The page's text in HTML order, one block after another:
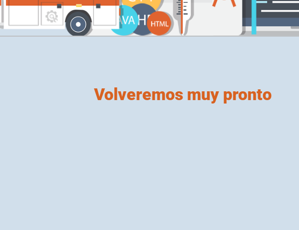
Volveremos muy pronto